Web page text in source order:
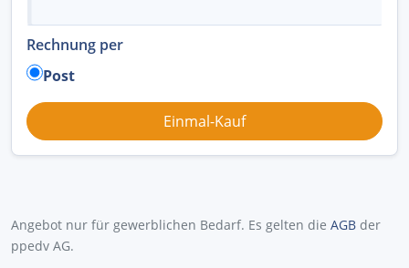
Rechnung per
Post
Angebot nur für gewerblichen Bedarf. Es gelten die AGB der
ppedv AG.